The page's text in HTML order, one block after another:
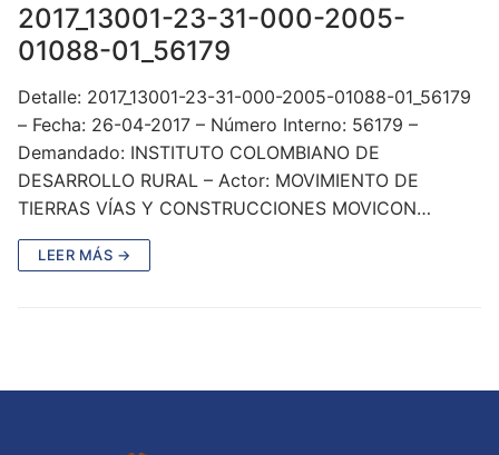
2017_13001-23-31-000-2005-
01088-01_56179
Detalle: 2017_13001-23-31-000-2005-01088-01_56179
– Fecha: 26-04-2017 – Número Interno: 56179 –
Demandado: INSTITUTO COLOMBIANO DE
DESARROLLO RURAL – Actor: MOVIMIENTO DE
TIERRAS VÍAS Y CONSTRUCCIONES MOVICON…
LEER MÁS →